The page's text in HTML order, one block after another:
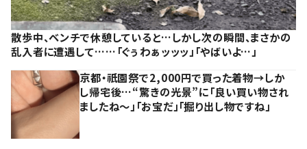
散歩中、ベンチで休憩していると…しかし次の瞬間、まさかの
乱入者に遭遇して……「ぐぅわぁッッッ」「やばいよ…」
京都・祇園祭で2,000円で買った着物→しか
し帰宅後…“驚きの光景”に「良い買い物され
ましたね～」「お宝だ」「掘り出し物ですね」